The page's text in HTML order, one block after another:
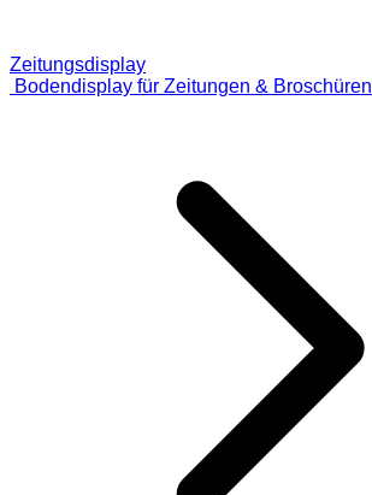
Zeitungsdisplay
Bodendisplay für Zeitungen & Broschüren